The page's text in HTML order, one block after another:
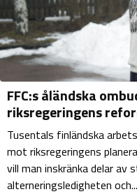
FFC:s åländska
riksregeringens
Tusentals finländska
mot riksregeringens
vill man inskränka delar
alterneringsledigheten och...